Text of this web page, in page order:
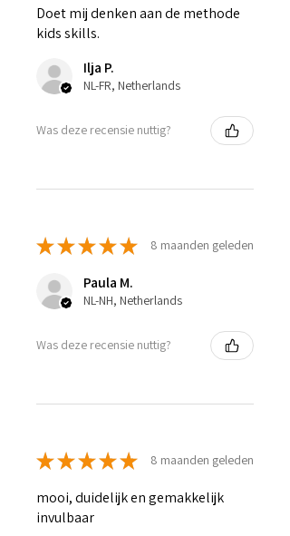
Doet mij denken aan de methode
kids skills.
Ilja P.
NL-FR, Netherlands
Was deze recensie nuttig?
★★★★★ 8 maanden geleden
Paula M.
NL-NH, Netherlands
Was deze recensie nuttig?
★★★★★ 8 maanden geleden
mooi, duidelijk en gemakkelijk
invulbaar